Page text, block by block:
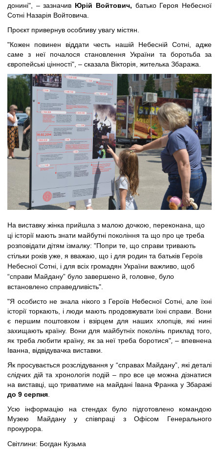
донині", – зазначив Юрій Войтович, батько Героя Небесної
Сотні Назарія Войтовича.
Проєкт привернув особливу увагу містян.
"Кожен повинен віддати честь нашій Небесній Сотні, адже
саме з неї почалося становлення України та боротьба за
європейські цінності", – сказала Вікторія, жителька Збаража.
На виставку жінка прийшла з малою дочкою, переконана, що
ці історії мають знати майбутні покоління та що про це треба
розповідати дітям ізмалку: "Попри те, що справи тривають
стільки років уже, я вважаю, що і для родин та батьків Героїв
Небесної Сотні, і для всіх громадян України важливо, щоб
“справи Майдану” було завершено й, головне, було
встановлено справедливість".
"Я особисто не знала нікого з Героїв Небесної Сотні, але їхні
історії торкають, і люди мають продовжувати їхні справи. Вони
є першим поштовхом і взірцем для наших хлопців, які нині
захищають країну. Вони для майбутніх поколінь приклад того,
як треба любити країну, як за неї треба боротися", – впевнена
Іванна, відвідувачка виставки.
Як просувається розслідування у “справах Майдану”, які деталі
слідчих дій та хронологія подій – про все це можна дізнатися
до 9 серпня.
Усю інформацію на стендах було підготовлено командою
Музею Майдану у співпраці з Офісом Генерального
прокурора.
Світлини: Богдан Кузьма